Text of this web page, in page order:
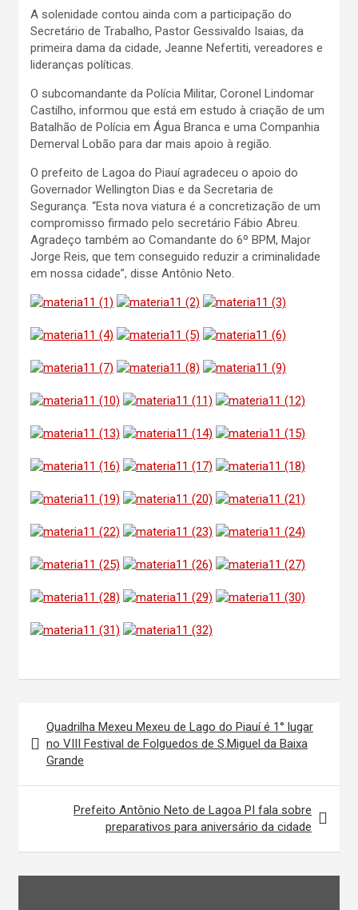
A solenidade contou ainda com a participação do
Secretário de Trabalho, Pastor Gessivaldo Isaias, da
primeira dama da cidade, Jeanne Nefertiti, vereadores e
lideranças políticas.
O subcomandante da Polícia Militar, Coronel Lindomar
Castilho, informou que está em estudo à criação de um
Batalhão de Polícia em Água Branca e uma Companhia
Demerval Lobão para dar mais apoio à região.
O prefeito de Lagoa do Piauí agradeceu o apoio do
Governador Wellington Dias e da Secretaria de
Segurança. “Esta nova viatura é a concretização de um
compromisso firmado pelo secretário Fábio Abreu.
Agradeço também ao Comandante do 6º BPM, Major
Jorge Reis, que tem conseguido reduzir a criminalidade
em nossa cidade”, disse Antônio Neto.
de
Post
Quadrilha Mexeu Mexeu de Lago do Piauí é 1° lugar
no VIII Festival de Folguedos de S.Miguel da Baixa
Grande
Prefeito Antônio Neto de Lagoa PI fala sobre
preparativos para aniversário da cidade